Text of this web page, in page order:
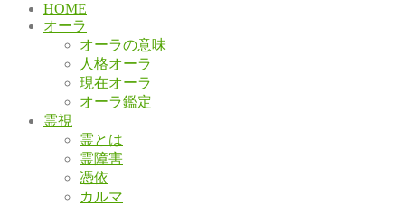
HOME
オーラ
オーラの意味
人格オーラ
現在オーラ
オーラ鑑定
霊視
霊とは
霊障害
憑依
カルマ